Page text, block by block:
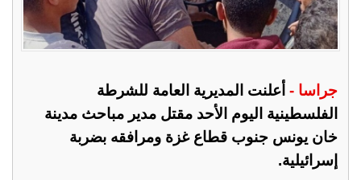
جراسا - أعلنت المديرية العامة للشرطة
الفلسطينية اليوم الأحد مقتل مدير مباحث مدينة
خان يونس جنوب قطاع غزة ومرافقه بضربة
إسرائيلية.